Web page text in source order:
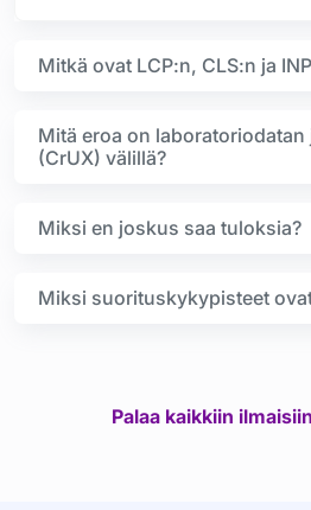
Mitkä ovat LCP:n, CLS:n ja
Mitä eroa on laboratoriodatan
(CrUX) välillä?
Miksi en joskus saa tuloksia?
Miksi suorituskykypisteet
Palaa kaikkiin